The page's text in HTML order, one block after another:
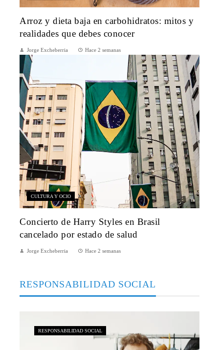
Arroz y dieta baja en carbohidratos: mitos y
realidades que debes conocer
Jorge Excheberria Hace 2 semanas
CULTURA Y OCIO
Concierto de Harry Styles en Brasil
cancelado por estado de salud
Jorge Excheberria Hace 2 semanas
RESPONSABILIDAD SOCIAL
RESPONSABILIDAD SOCIAL